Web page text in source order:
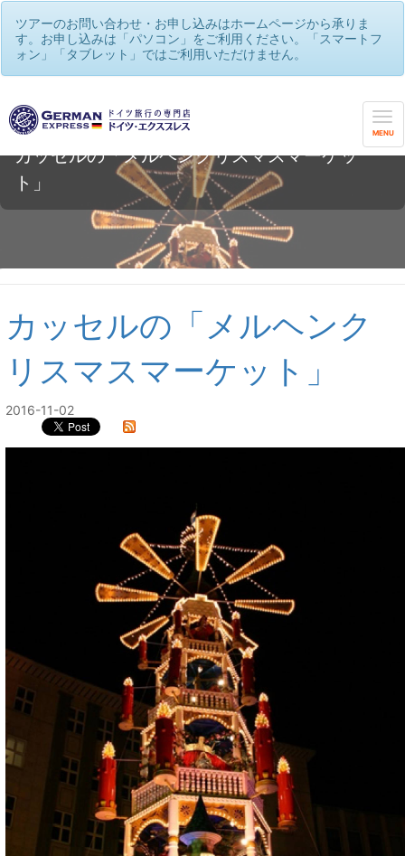
ツアーのお問い合わせ・お申し込みはホームページから承りま
す。お申し込みは「パソコン」をご利用ください。「スマートフ
ォン」「タブレット」ではご利用いただけません。
MENU
カッセルの「メルヘンクリスマスマーケッ
ト」
カッセルの「メルヘンク
リスマスマーケット」
2016-11-02